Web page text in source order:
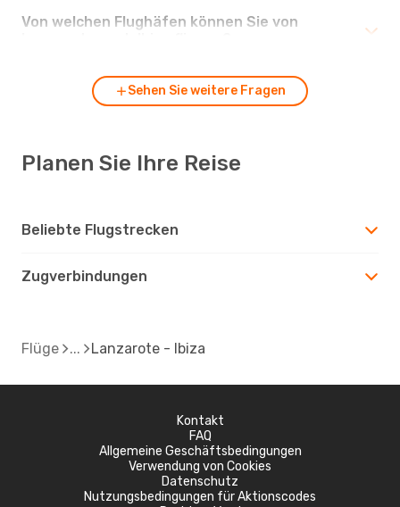
Von welchen Flughäfen können Sie von
Sehen Sie weitere Fragen
Planen Sie Ihre Reise
Beliebte Flugstrecken
Zugverbindungen
Flüge Lanzarote - Ibiza
Kontakt
FAQ
Allgemeine Geschäftsbedingungen
Verwendung von Cookies
Datenschutz
Nutzungsbedingungen für Aktionscodes